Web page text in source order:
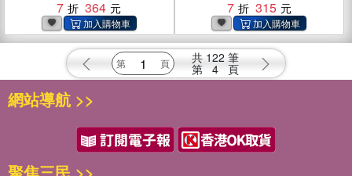
7
364
7
315
共 122 筆
第 4 頁
網站導航 >>